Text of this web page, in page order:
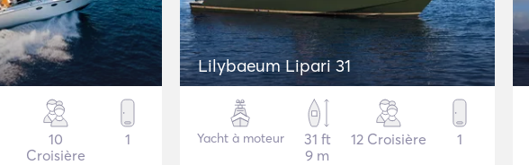
10
Croisière
1
Lilybaeum Lipari 31
Yacht à moteur
31 ft
9 m
12 Croisière 1